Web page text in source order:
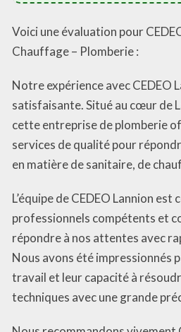
Voici une évaluation pour
Chauffage – Plomberie :
Notre expérience avec CEDEO
satisfaisante. Situé au cœur de
cette entreprise de plomberie
services de qualité pour
en matière de sanitaire, de
L’équipe de CEDEO Lannion est
professionnels compétents et
répondre à nos attentes avec
Nous avons été impressionnés
travail et leur capacité à
techniques avec une grande